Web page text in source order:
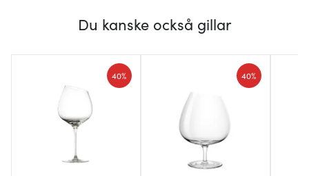
Du kanske också gillar
40% 40%